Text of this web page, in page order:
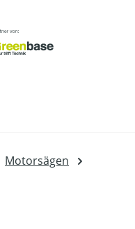
Motorsägen